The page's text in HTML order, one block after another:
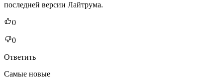
последней версии Лайтрума.
0
0
Ответить
Самые новые